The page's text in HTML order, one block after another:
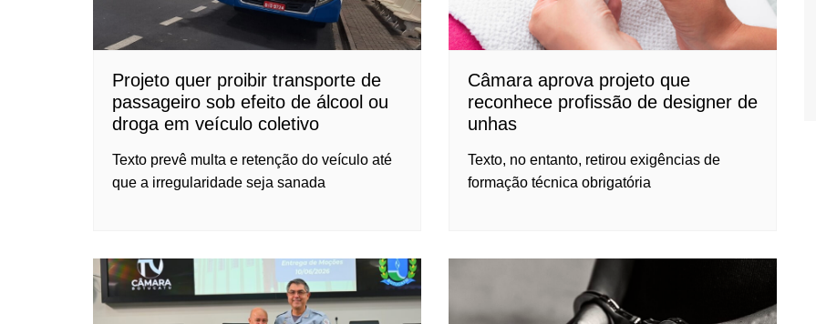
Projeto quer proibir transporte de
passageiro sob efeito de álcool ou
droga em veículo coletivo
Texto prevê multa e retenção do veículo até
que a irregularidade seja sanada
Câmara aprova projeto que
reconhece profissão de designer de
unhas
Texto, no entanto, retirou exigências de
formação técnica obrigatória